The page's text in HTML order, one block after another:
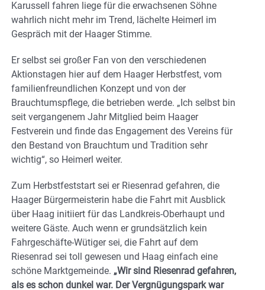
Karussell fahren liege für die erwachsenen Söhne
wahrlich nicht mehr im Trend, lächelte Heimerl im
Gespräch mit der Haager Stimme.
Er selbst sei großer Fan von den verschiedenen
Aktionstagen hier auf dem Haager Herbstfest, vom
familienfreundlichen Konzept und von der
Brauchtumspflege, die betrieben werde. „Ich selbst bin
seit vergangenem Jahr Mitglied beim Haager
Festverein und finde das Engagement des Vereins für
den Bestand von Brauchtum und Tradition sehr
wichtig“, so Heimerl weiter.
Zum Herbstfeststart sei er Riesenrad gefahren, die
Haager Bürgermeisterin habe die Fahrt mit Ausblick
über Haag initiiert für das Landkreis-Oberhaupt und
weitere Gäste. Auch wenn er grundsätzlich kein
Fahrgeschäfte-Wütiger sei, die Fahrt auf dem
Riesenrad sei toll gewesen und Haag einfach eine
schöne Marktgemeinde. „Wir sind Riesenrad gefahren,
als es schon dunkel war. Der Vergnügungspark war